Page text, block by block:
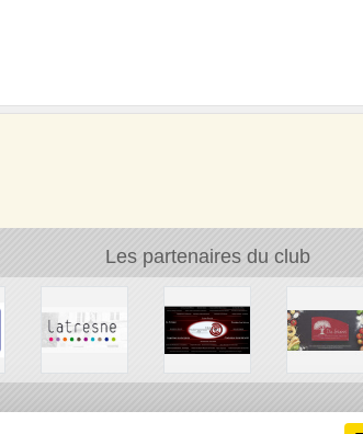
Les partenaires du club